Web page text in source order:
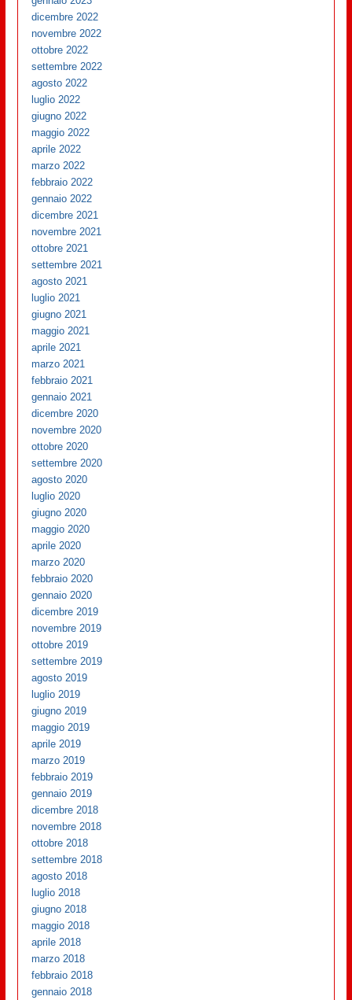
dicembre 2022
novembre 2022
ottobre 2022
settembre 2022
agosto 2022
luglio 2022
giugno 2022
maggio 2022
aprile 2022
marzo 2022
febbraio 2022
gennaio 2022
dicembre 2021
novembre 2021
ottobre 2021
settembre 2021
agosto 2021
luglio 2021
giugno 2021
maggio 2021
aprile 2021
marzo 2021
febbraio 2021
gennaio 2021
dicembre 2020
novembre 2020
ottobre 2020
settembre 2020
agosto 2020
luglio 2020
giugno 2020
maggio 2020
aprile 2020
marzo 2020
febbraio 2020
gennaio 2020
dicembre 2019
novembre 2019
ottobre 2019
settembre 2019
agosto 2019
luglio 2019
giugno 2019
maggio 2019
aprile 2019
marzo 2019
febbraio 2019
gennaio 2019
dicembre 2018
novembre 2018
ottobre 2018
settembre 2018
agosto 2018
luglio 2018
giugno 2018
maggio 2018
aprile 2018
marzo 2018
febbraio 2018
gennaio 2018